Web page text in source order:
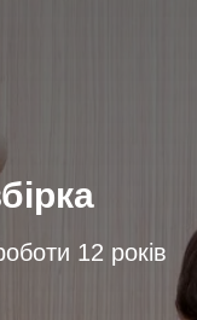
12 років